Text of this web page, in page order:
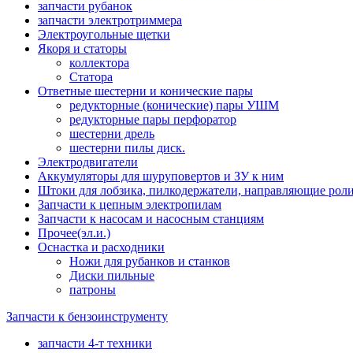
запчасти рубанок
запчасти электротриммера
Электроугольные щетки
Якоря и статоры
коллектора
Статора
Ответные шестерни и конические пары
редукторные (конические) пары УШМ
редукторные пары перфоратор
шестерни дрель
шестерни пилы диск.
Электродвигатели
Аккумуляторы для шуруповертов и ЗУ к ним
Штоки для лобзика, пилкодержатели, направляющие
Запчасти к цепным электропилам
Запчасти к насосам и насосным станциям
Прочее(эл.и.)
Оснастка и расходники
Ножи для рубанков и станков
Диски пильные
патроны
Запчасти к бензоинструменту
запчасти 4-т техники